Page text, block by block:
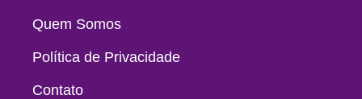
Quem Somos
Política de Privacidade
Contato